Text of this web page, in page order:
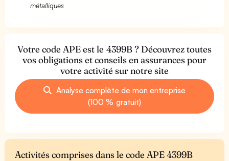
métalliques
Votre code APE est le 4399B ? Découvrez toutes
vos obligations et conseils en assurances pour
votre activité sur notre site
Analyse complète de mon entreprise
(100 % gratuit)
Activités comprises dans le code APE 4399B